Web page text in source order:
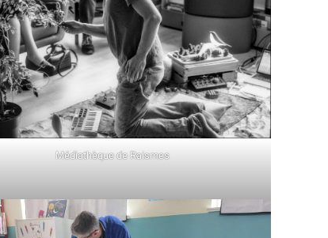
Médiathèque de Raismes